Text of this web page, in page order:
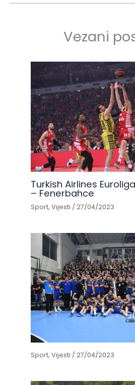
Vezani
Turkish Airlines
– Fenerbahce
Sport,Vijesti /27/04/2023
Sport,Vijesti /27/04/2023